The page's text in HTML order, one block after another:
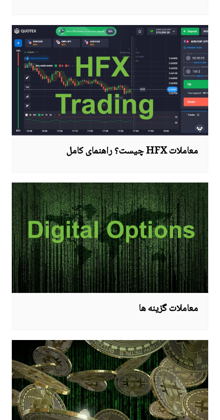
معاملات HFX چیست؟ راهنمای کامل
معاملات گزینه ها